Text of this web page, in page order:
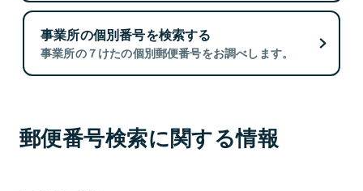
事業所の個別番号を検索する
事業所の７けたの個別郵便番号をお調べします。
郵便番号検索に関する情報